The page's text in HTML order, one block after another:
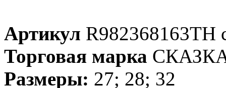
Артикул R982368163TH
Торговая марка
Размеры: 27; 28; 32